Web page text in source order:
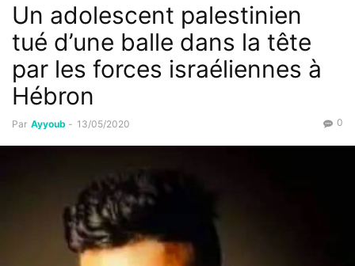
Un adolescent palestinien
tué d’une balle dans la tête
par les forces israéliennes à
Hébron
Par Ayyoub - 13/05/2020 0